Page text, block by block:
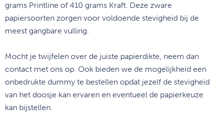
grams Printline of 410 grams Kraft. Deze zware
papiersoorten zorgen voor voldoende stevigheid bij de
meest gangbare vulling.
Mocht je twijfelen over de juiste papierdikte, neem dan
contact met ons op. Ook bieden we de mogelijkheid een
onbedrukte dummy te bestellen opdat jezelf de stevigheid
van het doosje kan ervaren en eventueel de papierkeuze
kan bijstellen.